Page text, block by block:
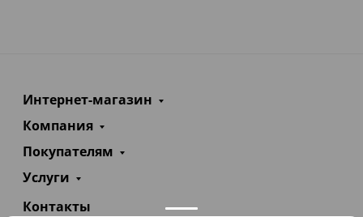
Интернет-магазин
Компания
Покупателям
Услуги
Контакты